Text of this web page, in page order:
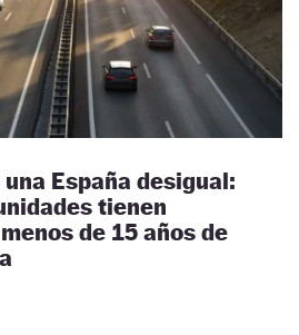
España desigual:
tienen
de 15 años de